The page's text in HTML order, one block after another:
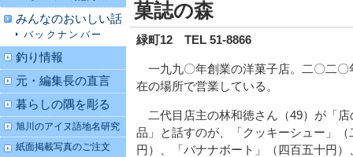
菓誌の森
緑町12 TEL 51-8866
一九九〇年創業の洋菓子店。二〇二〇
在の場所で営業している。
二代目店主の林和徳さん（49）が「店
品」と話すのが、「クッキーシュー」（
円）、「バナナボート」（四百五十円）
みんなのおいしい話
バックナンバー
釣り情報
元・編集長の直言
暮らしの隅を彫る
旭川のアイヌ語地名研究
紙面掲載写真のご注文